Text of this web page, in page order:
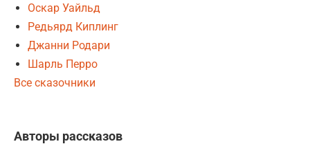
Оскар Уайльд
Редьярд Киплинг
Джанни Родари
Шарль Перро
Все сказочники
Авторы рассказов